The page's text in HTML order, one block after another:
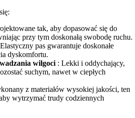
tak, aby dopasować się do
przy tym doskonałą swobodę ruchu.
pas gwarantuje doskonałe
dyskomfortu.
wilgoci : Lekki i oddychający,
suchym, nawet w ciepłych
z materiałów wysokiej jakości, ten
wytrzymać trudy codziennych